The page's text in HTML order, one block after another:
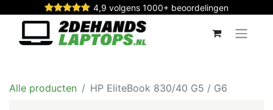
4,9 volgens 1000+ beoordelingen
Alle producten HP EliteBook 830/40 G5 / G6